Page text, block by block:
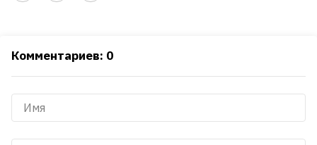
Комментариев: 0